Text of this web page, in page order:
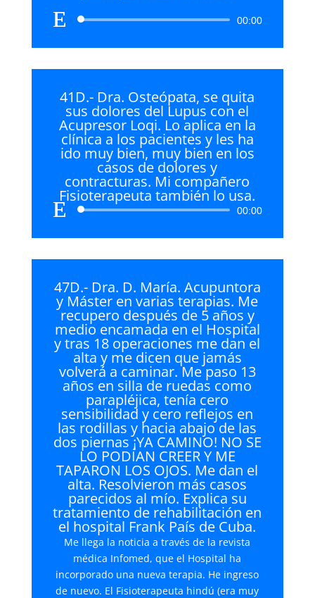
Reproductor
audio
00:00
41D.- Dra. Osteópata, se quita
sus dolores del Lupus con el
Acupresor Loqi. Lo aplica en la
clínica a los pacientes y les ha
ido muy bien, muy bien en los
casos de dolores y
contracturas. Mi compañero
Fisioterapeuta también lo usa.
Reproductor
audio
00:00
47D.- Dra. D. María. Acupuntora
y Máster en varias terapias. Me
recupero después de 5 años y
medio encamada en el Hospital
y tras 18 operaciones me dan el
alta y me dicen que jamás
volverá a caminar. Me paso 13
años en silla de ruedas como
parapléjica, tenía cero
sensibilidad y cero reflejos en
las rodillas y hacia abajo de las
dos piernas ¡YA CAMINO! NO SE
LO PODÍAN CREER Y ME
TAPARON LOS OJOS. Me dan el
alta. Resolvieron más casos
parecidos al mío. Explica su
tratamiento de rehabilitación en
el hospital Frank País de Cuba.
Me llega la noticia a través de la revista
médica Infomed, que el Hospital ha
incorporado una nueva terapia. He ingreso
de nuevo. El Fisioterapeuta hindú (era muy